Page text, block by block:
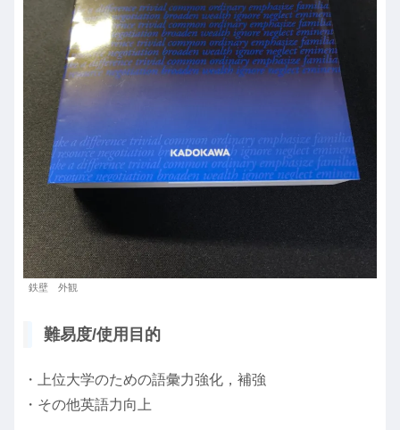
鉄壁 外観
難易度/使用目的
・上位大学のための語彙力強化，補強
・その他英語力向上